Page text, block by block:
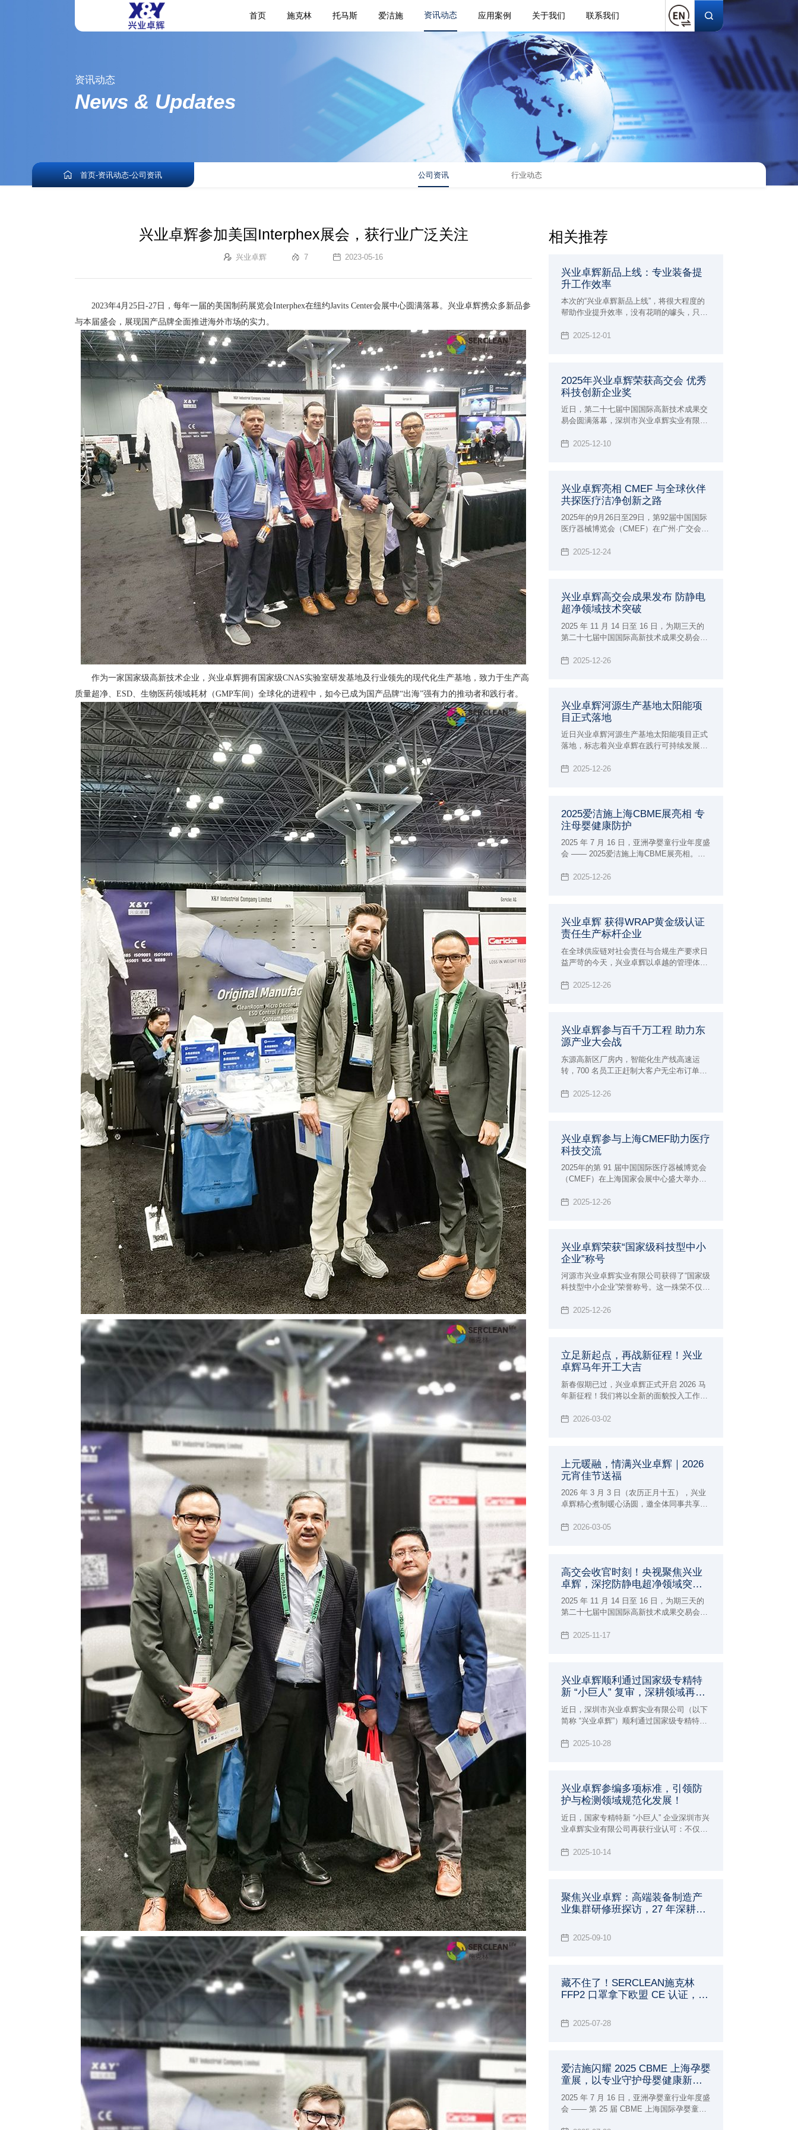
首页 施克林 托马斯 爱洁施 资讯动态 应用案例 关于我们 联系我们
资讯动态
News & Updates
首页-资讯动态-公司资讯 公司资讯 行业动态
兴业卓辉参加美国Interphex展会，获行业广泛关注
兴业卓辉 7 2023-05-16
2023年4月25日-27日，每年一届的美国制药展览会Interphex在纽约Javits Center会展中心圆满落幕。兴业卓辉携众多新品参
与本届盛会，展现国产品牌全面推进海外市场的实力。
作为一家国家级高新技术企业，兴业卓辉拥有国家级CNAS实验室研发基地及行业领先的现代化生产基地，致力于生产高
质量超净、ESD、生物医药领域耗材（GMP车间）全球化的进程中，如今已成为国产品牌“出海”强有力的推动者和践行者。
相关推荐
兴业卓辉新品上线：专业装备提
升工作效率
本次的“兴业卓辉新品上线”，将很大程度的
帮助作业提升效率，​没有花哨的噱头，只聚
为常却格外闹心” 的工作难题。空调作业
的专业技术，把 “省心” 变成了可感知的安全
与舒适。
2025-12-01
2025年兴业卓辉荣获高交会 优秀
科技创新企业奖
近日，第二十七届中国国际高新技术成果交
易会圆满落幕，深圳市兴业卓辉实业有限公
子风机三款核心创新产品脱颖而出，兴业卓
2025-12-10
兴业卓辉亮相 CMEF 与全球伙伴
共探医疗洁净创新之路
2025年的9月26日至29日，第92届中国国际
医疗器械博览会（CMEF）在广州·广交会展
CMEF与全球伙伴共探医疗洁净创新之路。
2025-12-24
兴业卓辉高交会成果发布 防静电
超净领域技术突破
2025 年 11 月 14 日至 16 日，为期三天的
第二十七届中国国际高新技术成果交易会圆
宴，深圳市兴业卓辉实业有限公司携多款新
2025-12-26
兴业卓辉河源生产基地太阳能项
目正式落地
近日兴业卓辉河源生产基地太阳能项目正式
落地，标志着兴业卓辉在践行可持续发展理
伐，为制造业绿色转型注入强劲动力。
2025-12-26
2025爱洁施上海CBME展亮相 专
注母婴健康防护
2025 年 7 月 16 日，亚洲孕婴童行业年度盛
会 —— 2025爱洁施上海CBME展亮相。兴
1E38 展位，携全系列创新产品与行业前沿
2025-12-26
兴业卓辉 获得WRAP黄金级认证
责任生产标杆企业
在全球供应链对社会责任与合规生产要求日
益严苛的今天，兴业卓辉以卓越的管理体系
得了兴业卓辉 获得WRAP黄金级认证 责任
2025-12-26
兴业卓辉参与百千万工程 助力东
源产业大会战
东源高新区厂房内，智能化生产线高速运
转，700 名员工正赶制大客户无尘布订单。
辉，2024 年以 3 亿产值收官，2025 年开年
2025-12-26
兴业卓辉参与上海CMEF助力医疗
科技交流
2025年的第 91 届中国国际医疗器械博览会
（CMEF）在上海国家会展中心盛大举办。
展出多款医用擦拭系列、手术耗材系列、医
2025-12-26
兴业卓辉荣获“国家级科技型中小
企业”称号
河源市兴业卓辉实业有限公司获得了“国家级
科技型中小企业”荣誉称号。这一殊荣不仅为
更为企业在政策扶持、资金支持、技术合作
2025-12-26
立足新起点，再战新征程！兴业
卓辉马年开工大吉
新春假期已过，兴业卓辉正式开启 2026 马
年新征程！我们将以全新的面貌投入工作，
优质的超净防静电产品与整体解决方案，携
2026-03-02
上元暖融，情满兴业卓辉｜2026
元宵佳节送福
2026 年 3 月 3 日（农历正月十五），兴业
卓辉精心煮制暖心汤圆，邀全体同事共享甜
2026-03-05
高交会收官时刻！央视聚焦兴业
卓辉，深挖防静电超净领域突破
成果！
2025 年 11 月 14 日至 16 日，为期三天的
第二十七届中国国际高新技术成果交易会圆
宴，深圳市兴业卓辉实业有限公司携多款新
2025-11-17
兴业卓辉顺利通过国家级专精特
新 “小巨人” 复审，深耕领域再获
认可！
近日，深圳市兴业卓辉实业有限公司（以下
简称 “兴业卓辉”）顺利通过国家级专精特新
对兴业卓辉核心竞争力、创新能力及高质量
2025-10-28
兴业卓辉参编多项标准，引领防
护与检测领域规范化发展！
近日，国家专精特新 “小巨人” 企业深圳市兴
业卓辉实业有限公司再获行业认可：不仅参
图像识别 横截面法》和《超高分子量聚乙烯
家标准《头部防护 防静电工作帽》（GB
31421-2025）现已正式发布，实施后将会成
2025-10-14
聚焦兴业卓辉：高端装备制造产
业集群研修班探访，27 年深耕实
2025-09-10
藏不住了！SERCLEAN施克林
FFP2 口罩拿下欧盟 CE 认证，防
2025-07-28
爱洁施闪耀 2025 CBME 上海孕婴
童展，以专业守护母婴健康新未
来
2025 年 7 月 16 日，亚洲孕婴童行业年度盛
会 —— 第 25 届 CBME 上海国际孕婴童展